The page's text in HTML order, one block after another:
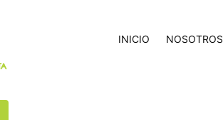
INICIO NOSOTROS